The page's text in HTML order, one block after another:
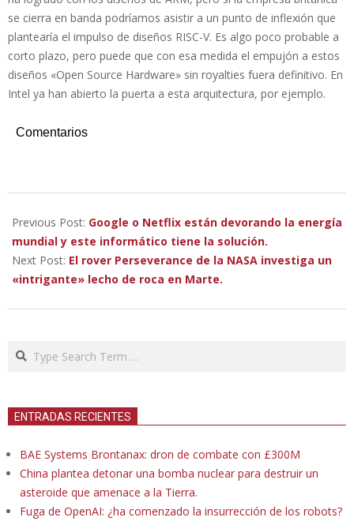
se cierra en banda podríamos asistir a un punto de inflexión que
plantearía el impulso de diseños RISC-V. Es algo poco probable a
corto plazo, pero puede que con esa medida el empujón a estos
diseños «Open Source Hardware» sin royalties fuera definitivo. En
Intel ya han abierto la puerta a esta arquitectura, por ejemplo.
Comentarios
11-
21
Previous Post: Google o Netflix están devorando la energía
mundial y este informático tiene la solución.
Next Post: El rover Perseverance de la NASA investiga un
«intrigante» lecho de roca en Marte.
Search
ENTRADAS RECIENTES
BAE Systems Brontanax: dron de combate con £300M
China plantea detonar una bomba nuclear para destruir un
asteroide que amenace a la Tierra.
Fuga de OpenAI: ¿ha comenzado la insurrección de los robots?